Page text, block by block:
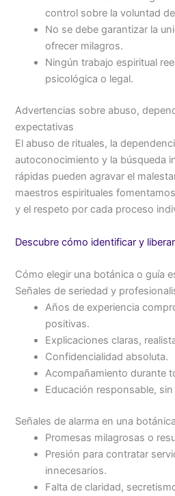
control sobre la voluntad
No se debe garantizar la
ofrecer milagros.
Ningún trabajo espiritual
psicológica o legal.
Advertencias sobre abuso,
expectativas
El abuso de rituales, la
autoconocimiento y la búsqueda
rápidas pueden agravar el
maestros espirituales
y el respeto por cada proceso
Descubre cómo identificar y
Cómo elegir una botánica o guía
Señales de seriedad y
Años de experiencia
positivas.
Explicaciones claras,
Confidencialidad absoluta.
Acompañamiento durante
Educación responsable,
Señales de alarma en una
Promesas milagrosas o
Presión para contratar
innecesarios.
Falta de claridad,